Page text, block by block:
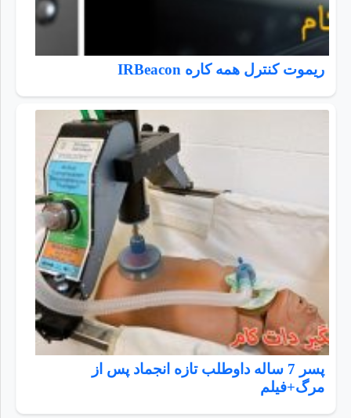
ریموت کنترل همه کاره IRBeacon
پسر 7 ساله داوطلب تازه انجماد پس از
مرگ+فیلم